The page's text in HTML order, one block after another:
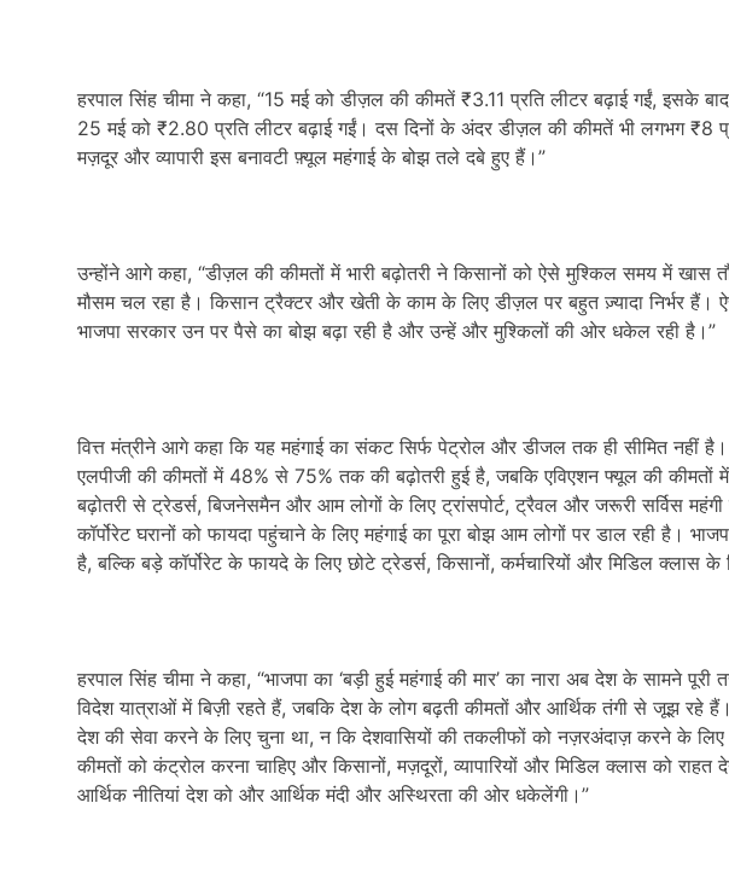
हरपाल सिंह चीमा ने कहा, “15 मई को डीज़ल की कीमतें ₹3.11 प्रति लीटर बढ़ाई गईं,
25 मई को ₹2.80 प्रति लीटर बढ़ाई गईं। दस दिनों के अंदर डीज़ल की कीमतें भी लगभग ₹8
मज़दूर और व्यापारी इस बनावटी फ़्यूल महंगाई के बोझ तले दबे हुए हैं।”
उन्होंने आगे कहा, “डीज़ल की कीमतों में भारी बढ़ोतरी ने किसानों को ऐसे मुश्किल समय में खास
मौसम चल रहा है। किसान ट्रैक्टर और खेती के काम के लिए डीज़ल पर बहुत ज़्यादा निर्भर
भाजपा सरकार उन पर पैसे का बोझ बढ़ा रही है और उन्हें और मुश्किलों की ओर धकेल रही है।”
वित्त मंत्रीने आगे कहा कि यह महंगाई का संकट सिर्फ पेट्रोल और डीजल तक ही सीमित नहीं है।
एलपीजी की कीमतों में 48% से 75% तक की बढ़ोतरी हुई है, जबकि एविएशन फ्यूल की कीमतों
बढ़ोतरी से ट्रेडर्स, बिजनेसमैन और आम लोगों के लिए ट्रांसपोर्ट, ट्रैवल और जरूरी सर्विस
कॉर्पोरेट घरानों को फायदा पहुंचाने के लिए महंगाई का पूरा बोझ आम लोगों पर डाल रही है।
है, बल्कि बड़े कॉर्पोरेट के फायदे के लिए छोटे ट्रेडर्स, किसानों, कर्मचारियों और मिडिल
हरपाल सिंह चीमा ने कहा, “भाजपा का ‘बड़ी हुई महंगाई की मार’ का नारा अब देश के सामने
विदेश यात्राओं में बिज़ी रहते हैं, जबकि देश के लोग बढ़ती कीमतों और आर्थिक तंगी से जूझ रहे
देश की सेवा करने के लिए चुना था, न कि देशवासियों की तकलीफों को नज़रअंदाज़ करने के
कीमतों को कंट्रोल करना चाहिए और किसानों, मज़दूरों, व्यापारियों और मिडिल क्लास को राहत
आर्थिक नीतियां देश को और आर्थिक मंदी और अस्थिरता की ओर धकेलेंगी।”